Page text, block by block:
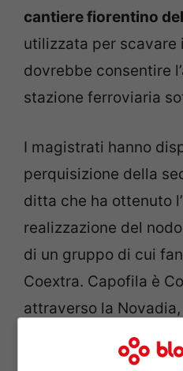
cantiere fiorentino
utilizzata per scavare
dovrebbe consentire
stazione ferroviaria
I magistrati hanno
perquisizione della
ditta che ha ottenuto
realizzazione del
di un gruppo di cui
Coextra. Capofila è
attraverso la
realizzazione
dall’architetto